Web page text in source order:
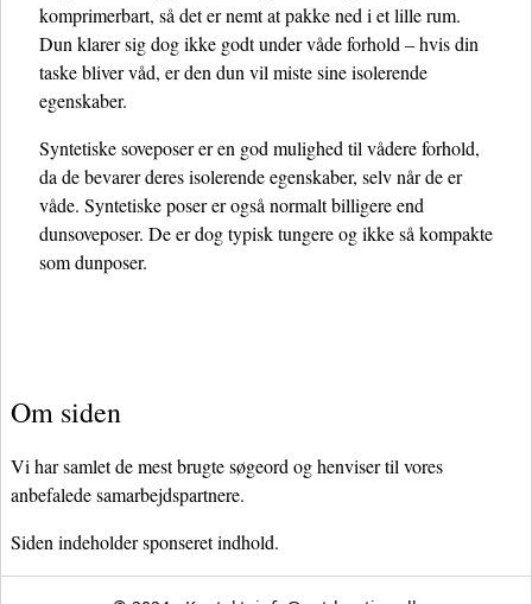
komprimerbart, så det er nemt at pakke ned i et lille rum.
Dun klarer sig dog ikke godt under våde forhold – hvis din
taske bliver våd, er den dun vil miste sine isolerende
egenskaber.
Syntetiske soveposer er en god mulighed til vådere forhold,
da de bevarer deres isolerende egenskaber, selv når de er
våde. Syntetiske poser er også normalt billigere end
dunsoveposer. De er dog typisk tungere og ikke så kompakte
som dunposer.
Om siden
Vi har samlet de mest brugte søgeord og henviser til vores
anbefalede samarbejdspartnere.
Siden indeholder sponseret indhold.